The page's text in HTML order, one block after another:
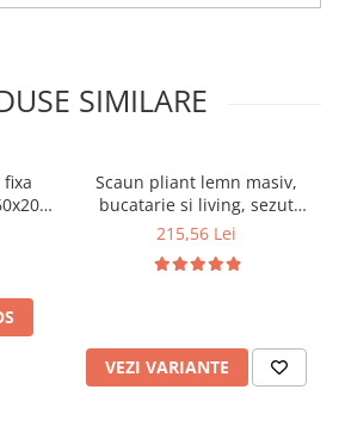
SIMILARE
lemn
Scaun pliant lemn masiv,
bucatarie si living, sezut
tapitat cu piele ecologica,
215,56 Lei
VEZI VARIANTE